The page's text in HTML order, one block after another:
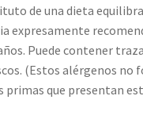
de una dieta
expresamente
Puede contener
(Estos alérgenos
que presentan